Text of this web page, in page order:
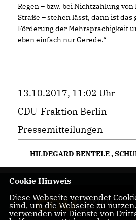
Regen – bzw. bei Nichtzahlung
Straße – stehen lässt, dann ist das
Förderung der Mehrsprachigkeit
eben einfach nur Gerede.“
13.10.2017, 11:02 Uhr
CDU-Fraktion Berlin
Pressemitteilungen
HILDEGARD BENTELE,
Cookie Hinweis
Diese Webseite verwendet
sind, um die Webseite zu
verwenden wir Dienste von